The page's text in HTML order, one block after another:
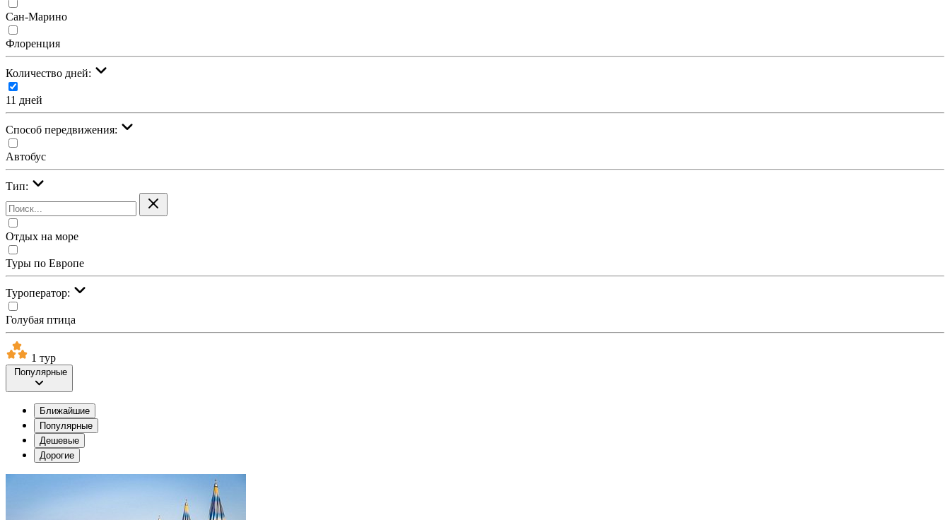
Сан-Марино
Флоренция
Количество дней:
11 дней
Cпособ передвижения:
Автобус
Тип:
Отдых на море
Туры по Европе
Туроператор:
Голубая птица
1 тур
Популярные
Ближайшие
Популярные
Дешевые
Дорогие